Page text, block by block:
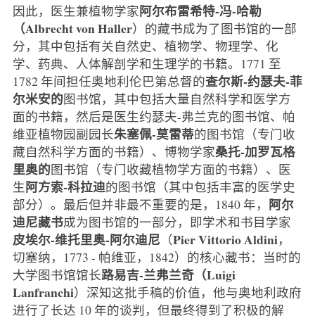
因此，医生兼植物学家阿尔布雷希特-冯-哈勒
（Albrecht von Haller）的藏书成为了图书馆的一部
分，其中包括有关自然史、植物学、物理学、化
学、药典、人体解剖学和生理学的书籍。1771 至
1782 年间担任奥地利伦巴第总督的查尔斯-约瑟夫-菲
尔米安的图书馆，其中包括大量自然科学和医学方
面的书籍，然后是医生约瑟夫-弗兰克的图书馆、帕
维亚植物园副园长朱塞佩-莫雷蒂的图书馆（专门收
藏自然科学方面的书籍）、博物学家桑托-加罗瓦格
里奥的图书馆（专门收藏植物学方面的书籍）、医
生阿方索-科拉迪的图书馆（其中包括丰富的医学史
部分）。最后但并非最不重要的是，1840 年， 阿尔
迪尼藏书成为图书馆的一部分，即学术和书目学家
皮埃尔-维托里奥-阿尔迪尼 （Pier Vittorio Aldini，
切塞纳，1773 - 帕维亚，1842）的核心藏书：当时的
大学图书馆馆长路易吉-兰弗兰奇（Luigi
Lanfranchi）深知这批手稿的价值，他与奥地利政府
进行了长达 10 年的谈判，但最终得到了积极的解